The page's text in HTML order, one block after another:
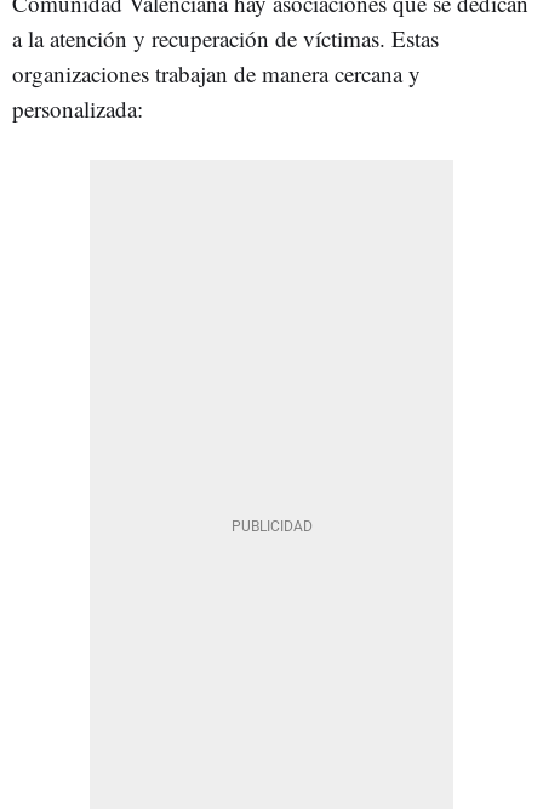
a la atención y recuperación de víctimas. Estas
organizaciones trabajan de manera cercana y
personalizada: